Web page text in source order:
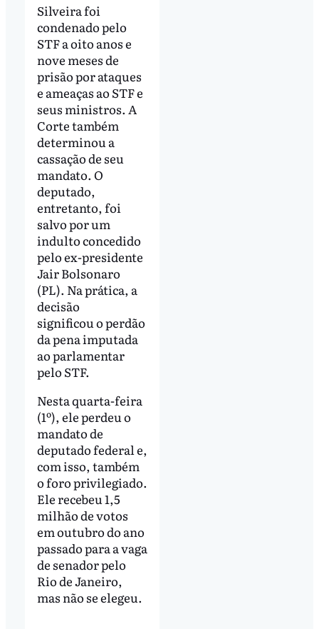
Silveira foi
condenado pelo
STF a oito anos e
nove meses de
prisão por ataques
e ameaças ao STF e
seus ministros. A
Corte também
determinou a
cassação de seu
mandato. O
deputado,
entretanto, foi
salvo por um
indulto concedido
pelo ex-presidente
Jair Bolsonaro
(PL). Na prática, a
decisão
significou o perdão
da pena imputada
ao parlamentar
pelo STF.
Nesta quarta-feira
(1º), ele perdeu o
mandato de
deputado federal e,
com isso, também
o foro privilegiado.
Ele recebeu 1,5
milhão de votos
em outubro do ano
passado para a vaga
de senador pelo
Rio de Janeiro,
mas não se elegeu.